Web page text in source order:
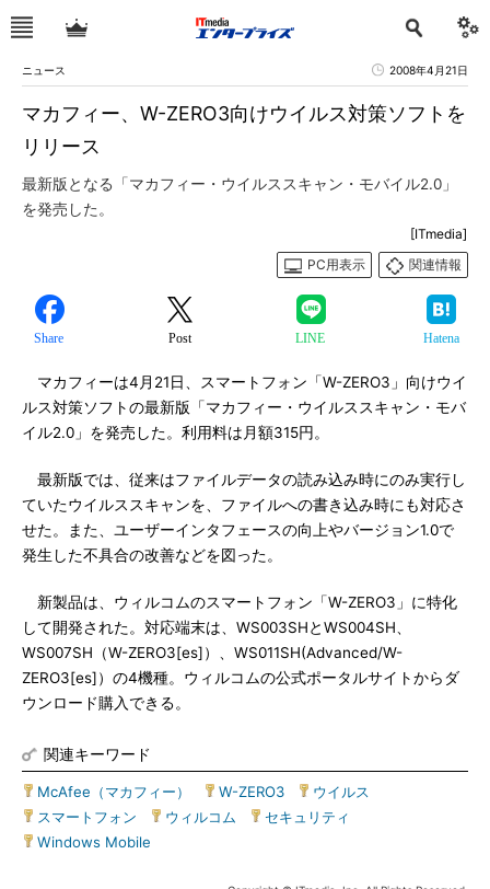
ニュース 2008年4月21日
マカフィー、W-ZERO3向けウイルス対策ソフトを
リリース
最新版となる「マカフィー・ウイルススキャン・モバイル2.0」
を発売した。
[ITmedia]
PC用表示
関連情報
Share Post LINE Hatena
マカフィーは4月21日、スマートフォン「W-ZERO3」向けウイ
ルス対策ソフトの最新版「マカフィー・ウイルススキャン・モバ
イル2.0」を発売した。利用料は月額315円。
最新版では、従来はファイルデータの読み込み時にのみ実行し
ていたウイルススキャンを、ファイルへの書き込み時にも対応さ
せた。また、ユーザーインタフェースの向上やバージョン1.0で
発生した不具合の改善などを図った。
新製品は、ウィルコムのスマートフォン「W-ZERO3」に特化
して開発された。対応端末は、WS003SHとWS004SH、
WS007SH（W-ZERO3[es]）、WS011SH(Advanced/W-
ZERO3[es]）の4機種。ウィルコムの公式ポータルサイトからダ
ウンロード購入できる。
関連キーワード
McAfee（マカフィー） W-ZERO3 ウイルス
スマートフォン
ウィルコム セキュリティ
Windows Mobile